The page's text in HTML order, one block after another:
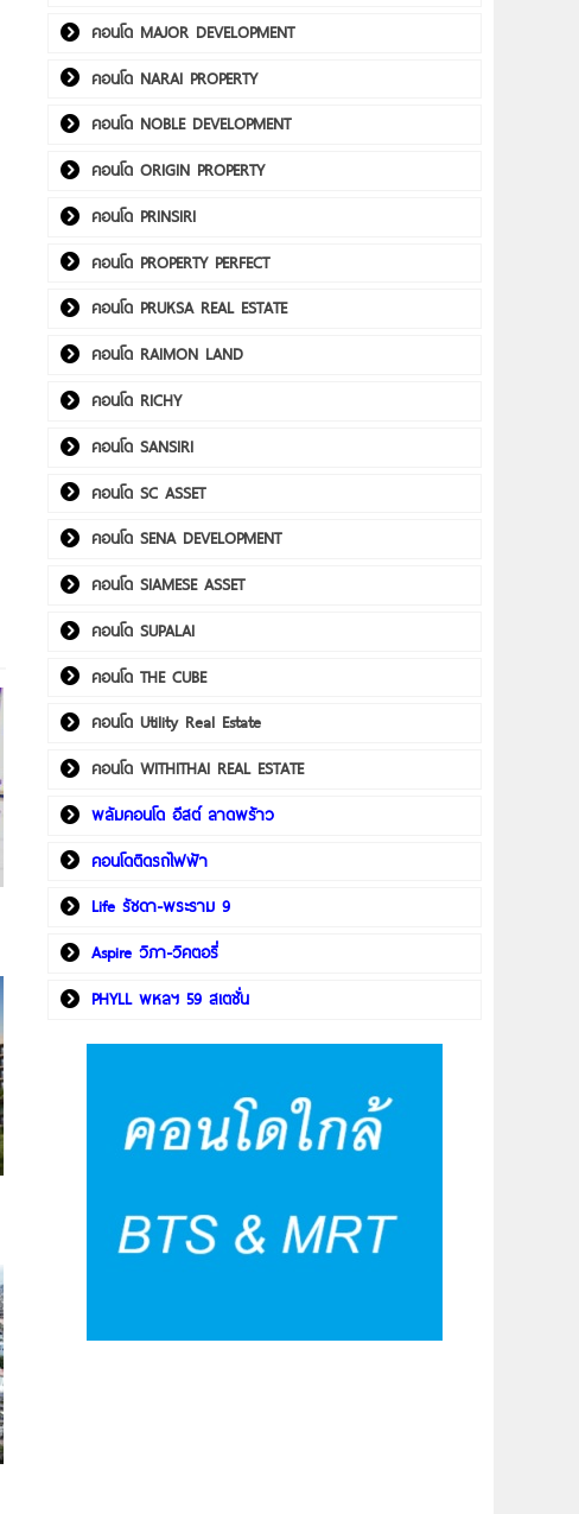
คอนโด MAJOR DEVELOPMENT
คอนโด NARAI PROPERTY
คอนโด NOBLE DEVELOPMENT
คอนโด ORIGIN PROPERTY
คอนโด PRINSIRI
คอนโด PROPERTY PERFECT
คอนโด PRUKSA REAL ESTATE
คอนโด RAIMON LAND
คอนโด RICHY
คอนโด SANSIRI
คอนโด SC ASSET
คอนโด SENA DEVELOPMENT
คอนโด SIAMESE ASSET
คอนโด SUPALAI
คอนโด THE CUBE
คอนโด Utility Real Estate
คอนโด WITHITHAI REAL ESTATE
พลัมคอนโด อีสต์ ลาดพร้าว
คอนโดติดรถไฟฟ้า
Life รัชดา-พระราม 9
Aspire วิภา-วิคตอรี่
PHYLL พหลฯ 59 สเตชั่น